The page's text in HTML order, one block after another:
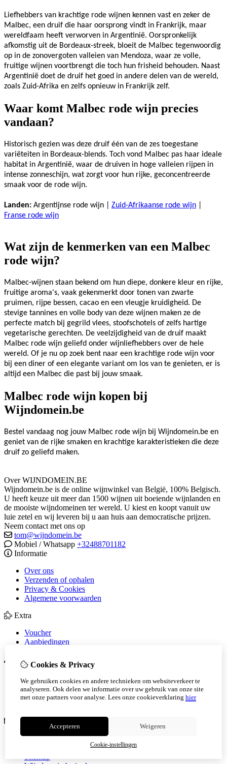
Liefhebbers van krachtige rode wijnen kennen vast en zeker de
Malbec, een druif die haar oorsprong vindt in Frankrijk, maar
wereldfaam heeft verworven in Argentinië. Oorspronkelijk
afkomstig uit de Bordeaux-streek, bloeit de Malbec tegenwoordig
op in de zonovergoten valleien van Mendoza, waar ze volle,
fruitige wijnen voortbrengt die toch hun frisheid behouden. Naast
Argentinië doet de druif het goed in andere delen van de wereld,
zoals Zuid-Afrika en zelfs opnieuw in Frankrijk zelf.
Waar komt Malbec rode wijn precies
vandaan?
Historisch gezien was deze druif één van de zes toegestane
variëteiten in Bordeaux-blends. Toch vond Malbec pas haar ideale
habitat in Argentinië, waar de druiven in hoge valleien rijpen in
intense zonneschijn, wat zorgt voor hun rijke, geconcentreerde
smaak voor de rode wijn.
Landen: Argentijnse rode wijn | Zuid-Afrikaanse rode wijn
Franse rode wijn
Wat zijn de kenmerken van een Malbec
rode wijn?
Malbec-wijnen staan bekend om hun diepe, donkere kleur en rijke,
fruitige aroma's, vaak gekenmerkt door tonen van zwarte
pruimen, rijpe bessen, cacao en een vleugje kruidigheid. De
stevige tannines en volle body van deze wijnen maken ze de
perfecte match bij gegrild vlees, stoofschotels of zelfs hartige
vegetarische gerechten. De veelzijdigheid van de druif maakt
Malbec rode wijn geliefd onder wijnliefhebbers over de hele
wereld. Of je nu op zoek bent naar een krachtige rode wijn voor
bij een diner of een elegante variant om los van te genieten, er is
altijd een Malbec die past bij jouw smaak.
Malbec rode wijn kopen bij
Wijndomein.be
Bestel vandaag nog jouw Malbec rode wijn bij Wijndomein.be en
geniet van de rijke smaken en krachtige karakteristieken die deze
druif zo geliefd maken.
Over WIJNDOMEIN.BE
Wijndomein.be is de online wijnwinkel van België, 100% Belgisch.
U heeft keuze uit meer dan 1500 wijnen uit boeiende wijnlanden en
de mooiste wijndomeinen ter wereld. U kiest en koopt vanuit uw
luie zetel en wij leveren bij u aan huis aan democratische prijzen.
Neem contact met ons op
tom@wijndomein.be
Mobiel / Whatsapp +32488701182
Informatie
Over ons
Verzenden of ophalen
Privacy & Cookies
Algemene voorwaarden
Extra
Voucher
Aanbiedingen
Mijn account
Bestelhistorie
Verlanglijst
Nieuwsbrief
Klantenservice
Contact
Cookies & Privacy
We gebruiken cookies en andere technieken om websiteverkeer te
analyseren. Ook delen we informatie over uw gebruik van onze site
met onze partners voor analyse. Lees onze cookieverklaring hier
Accepteren Weigeren
Cookie-instellingen